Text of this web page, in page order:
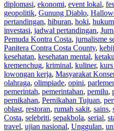
diplomasi, ekonomi, event lokal,
geopolitik, Gunung Diablo,
pertandingan, hiburan, hoki, hukum
investasi, jadwal pertandingan,
Pemuda Kontra Costa, jurnalisme
Panitera Contra Costa County,
kesehatan, kesehatan mental,
kremenchug, kriminal, kuliner,
lowongan kerja, Masyarakat
olahraga, olimpiade, opini,
pemerintah, pemerintahan, pemilu,
pernikahan, Pernikahan Tujuan,
oblast, restoran, rumah sakit, sains,
Costa, selebriti, sepakbola, serial,
travel, ujian nasional, Unggulan,